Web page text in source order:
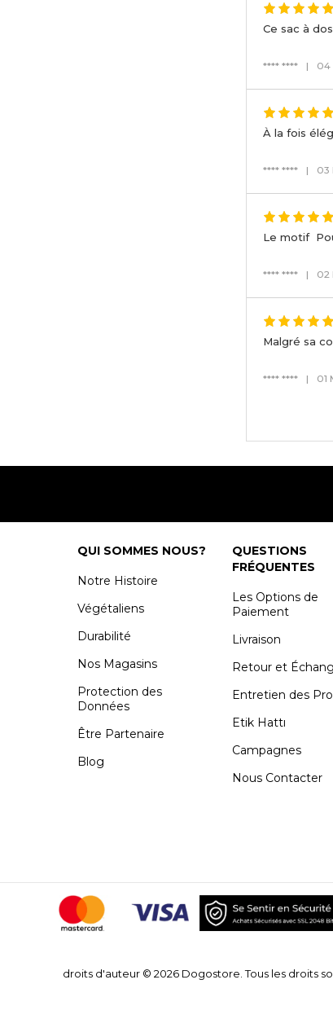
Ce sac à
**** **** | 04
À la fois
**** **** | 03
Le motif
**** **** | 02
Malgré sa
**** **** | 01
QUI SOMMES NOUS?
Notre Histoire
Végétaliens
Durabilité
Nos Magasins
Protection des
Données
Être Partenaire
Blog
QUESTIONS
FRÉQUENTES
Les Options de
Paiement
Livraison
Retour et
Entretien des
Etik Hattı
Campagnes
Nous Contacter
droits d'auteur © 2026 Dogostore. Tous les droits